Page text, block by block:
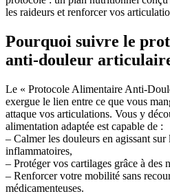
les raideurs et renforcer vos
Pourquoi suivre le
anti-douleur
Le « Protocole Alimentaire Anti-
exergue le lien entre ce que vous
attaque vos articulations. Vous y
alimentation adaptée est capable de :
– Calmer les douleurs en agissant sur
inflammatoires,
– Protéger vos cartilages grâce à des
– Renforcer votre mobilité sans
médicamenteuses.